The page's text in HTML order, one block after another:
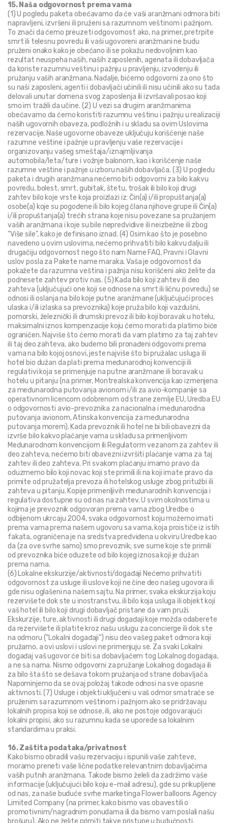
15. Naša odgovornost prema vama
(1) U pogledu paketa obećavamo da će vaši aranžmani odmora biti
napravljeni, izvršeni ili pruženi sa razumnom veštinom i pažnjom.
To znači da ćemo preuzeti odgovornost ako, na primer, pretrpite
smrt ili telesnu povredu ili vaši ugovoreni aranžmani ne budu
pruženi onako kako je obećano ili se pokažu nedovoljnim kao
rezultat neuspeha naših, naših zaposlenih, agenata ili dobavljača
da koriste razumnu veštinu i pažnju u pravljenju, izvođenju ili
pružanju vaših aranžmana. Nadalje, bićemo odgovorni za ono što
su naši zaposleni, agenti i dobavljači učinili ili nisu učinili ako su tada
delovali unutar domena svog zaposlenja ili izvršavali posao koji
smo im tražili da učine. (2) U vezi sa drugim aranžmanima
obećavamo da ćemo koristiti razumnu veštinu i pažnju u realizaciji
naših ugovornih obaveza, podložnih i u skladu sa ovim Uslovima
rezervacije. Naše ugovorne obaveze uključuju korišćenje naše
razumne veštine i pažnje u pravljenju vaše rezervacije i
organizovanju vašeg smeštaja/iznajmljivanja
automobila/leta/ture i vožnje balonom, kao i korišćenje naše
razumne veštine i pažnje u izboru naših dobavljača. (3) U pogledu
paketa i drugih aranžmana nećemo biti odgovorni za bilo kakvu
povredu, bolest, smrt, gubitak, štetu, trošak ili bilo koji drugi
zahtev bilo koje vrste koja proizlazi iz: Čin(a) i/ili propuštanja(a)
osobe(a) koje su pogođene ili bilo kojeg člana njihove grupe ili Čin(a)
i/ili propuštanja(a) trećih strana koje nisu povezane sa pružanjem
vaših aranžmana i koje su bile nepredvidive ili neizbežne ili zbog
"Više sile", kako je definisano iznad. (4) Osim kao što je posebno
navedeno u ovim uslovima, nećemo prihvatiti bilo kakvu dalju ili
drugačiju odgovornost nego što nam Name FAQ, Pravni i Glavni
uslov posla za Pakete name maraka. Vaša je odgovornost da
pokažete da razumna veština i pažnja nisu korišćeni ako želite da
podnesete zahtev protiv nas. (5) Kada bilo koji zahtev ili deo
zahteva (uključujući one koji se odnose na smrt ili ličnu povredu) se
odnosi ili oslanja na bilo koje putne aranžmane (uključujući proces
ulaska i/ili izlaska sa prevoznika) koje pruža bilo koji vazdušni,
pomorski, železnički ili drumski prevoz ili bilo koji boravak u hotelu,
maksimalni iznos kompenzacije koju ćemo morati da platimo biće
ograničen. Najviše što ćemo morati da vam platimo za taj zahtev
ili taj deo zahteva, ako budemo bili pronađeni odgovorni prema
vama na bilo kojoj osnovi, jeste najviše što bi pružalac usluga ili
hotel bio dužan da plati prema međunarodnoj konvenciji ili
regulativi koja se primenjuje na putne aranžmane ili boravak u
hotelu u pitanju (na primer, Montrealska konvencija kao izmenjena
za međunarodna putovanja avionom i/ili za avio-kompanije sa
operativnom licencom odobrenom od strane zemlje EU, Uredba EU
o odgovornosti avio-prevoznika za nacionalna i međunarodna
putovanja avionom, Atinska konvencija za međunarodna
putovanja morem). Kada prevoznik ili hotel ne bi bili obavezni da
izvrše bilo kakvo plaćanje vama u skladu sa primenljivom
Međunarodnom konvencijom ili Regulatorm vezanom za zahtev ili
deo zahteva, nećemo biti obavezni izvršiti plaćanje vama za taj
zahtev ili deo zahteva. Pri svakom plaćanju imamo pravo da
oduzmemo bilo koji novac koji ste primili ili na koji imate pravo da
primite od pružatelja prevoza ili hotelskog usluge zbog pritužbi ili
zahteva u pitanju. Kopije primenljivih međunarodnih konvencija i
regulativa dostupne su od nas na zahtev. U svim okolnostima u
kojima je prevoznik odgovoran prema vama zbog Uredbe o
odbijenom ukrcaju 2004, svaka odgovornost koju možemo imati
prema vama prema našem ugovoru sa vama, koja proističe iz istih
fakata, ograničena je na sredstva predviđena u okviru Uredbe kao
da (za ove svrhe samo) smo prevoznik; sve sume koje ste primili
od prevoznika biće oduzete od bilo kojeg iznosa koji je dužan
prema nama.
(6) Lokalne ekskurzije/aktivnosti/događaji Nećemo prihvatiti
odgovornost za usluge ili uslove koji ne čine deo našeg ugovora ili
gde nisu oglašeni na našem sajtu. Na primer, svaka ekskurzija koju
rezervišete dok ste u inostranstvu, ili bilo koja usluga ili objekt koji
vaš hotel ili bilo koji drugi dobavljač pristane da vam pruži.
Ekskurzije, ture, aktivnosti ili drugi događaji koje možda odaberete
da rezervišete ili platite kroz našu uslugu za concierge ili dok ste
na odmoru ("Lokalni događaji") nisu deo vašeg paket odmora koji
pružamo, a ovi uslovi i uslovi ne primenjuju se. Za svaki Lokalni
događaj vaš ugovor će biti sa dobavljačem tog Lokalnog događaja,
a ne sa nama. Nismo odgovorni za pružanje Lokalnog događaja ili
za bilo šta što se dešava tokom pružanja od strane dobavljača.
Napominjemo da se ovaj položaj takođe odnosi na sve opasne
aktivnosti. (7) Usluge i objekti uključeni u vaš odmor smatraće se
pruženim sa razumnom veštinom i pažnjom ako se pridržavaju
lokalnih propisa koji se odnose, ili, ako ne postoje odgovarajući
lokalni propisi, ako su razumnu kada se uporede sa lokalnim
standardima u praksi.
16. Zaštita podataka/privatnost
Kako bismo obradili vašu rezervaciju i ispunili vaše zahteve,
moramo preneti vaše lične podatke relevantnim dobavljačima
vaših putnih aranžmana. Takođe bismo želeli da zadržimo vaše
informacije (uključujući bilo koju e-mail adresu), gde su prikupljene
od nas, za naše buduće svrhe marketinga Flower balloons Agency
Limited Company (na primer, kako bismo vas obavestili o
promotivnim/nagradnim ponudama ili da bismo vam poslali našu
brošuru). Ako ne želite primiti takve pristupe u budućnosti,